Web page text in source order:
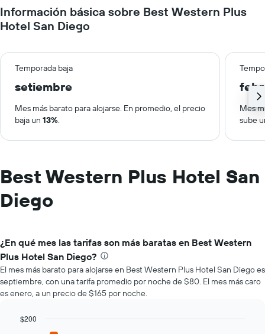
Información básica sobre Best Western Plus
Hotel San Diego
Temporada baja
setiembre
Mes más barato para alojarse. En promedio, el precio
baja un 13%.
Mes
sube
Best Western Plus Hotel San
Diego
¿En qué mes las tarifas son más baratas en Best Western
Plus Hotel San Diego?
El mes más barato para alojarse en Best Western Plus Hotel San Diego es
septiembre, con una tarifa promedio por noche de $80. El mes más caro
es enero, a un precio de $165 por noche.
$200